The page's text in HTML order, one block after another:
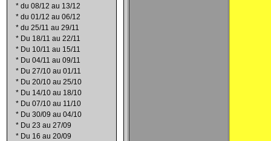
* du 08/12 au 13/12
* du 01/12 au 06/12
* du 25/11 au 29/11
* Du 18/11 au 22/11
* Du 10/11 au 15/11
* Du 04/11 au 09/11
* Du 27/10 au 01/11
* Du 20/10 au 25/10
* Du 14/10 au 18/10
* Du 07/10 au 11/10
* Du 30/09 au 04/10
* Du 23 au 27/09
* Du 16 au 20/09